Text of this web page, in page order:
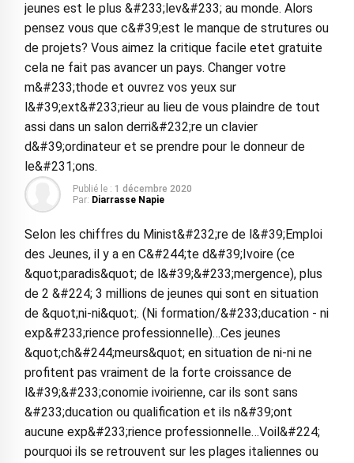
jeunes est le plus &#233;lev&#233; au monde. Alors
pensez vous que c&#39;est le manque de strutures ou
de projets? Vous aimez la critique facile etet gratuite
cela ne fait pas avancer un pays. Changer votre
m&#233;thode et ouvrez vos yeux sur
l&#39;ext&#233;rieur au lieu de vous plaindre de tout
assi dans un salon derri&#232;re un clavier
d&#39;ordinateur et se prendre pour le donneur de
le&#231;ons.
Publié le : 1 décembre 2020
Par: Diarrasse Napie
Selon les chiffres du Minist&#232;re de l&#39;Emploi
des Jeunes, il y a en C&#244;te d&#39;Ivoire (ce
&quot;paradis&quot; de l&#39;&#233;mergence), plus
de 2 &#224; 3 millions de jeunes qui sont en situation
de &quot;ni-ni&quot;. (Ni formation/&#233;ducation - ni
exp&#233;rience professionnelle)…Ces jeunes
&quot;ch&#244;meurs&quot; en situation de ni-ni ne
profitent pas vraiment de la forte croissance de
l&#39;&#233;conomie ivoirienne, car ils sont sans
&#233;ducation ou qualification et ils n&#39;ont
aucune exp&#233;rience professionnelle…Voil&#224;
pourquoi ils se retrouvent sur les plages italiennes ou